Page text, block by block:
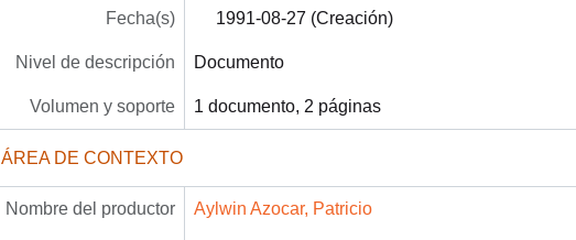
Fecha(s) 1991-08-27 (Creación)
Nivel de descripción Documento
Volumen y soporte 1 documento, 2 páginas
ÁREA DE CONTEXTO
Nombre del productor Aylwin Azocar, Patricio